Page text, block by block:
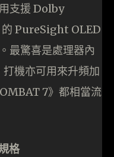
支援 Dolby
PureSight OLED
最驚喜是處理器內
機亦可用來升頻加
7》都相當流
格